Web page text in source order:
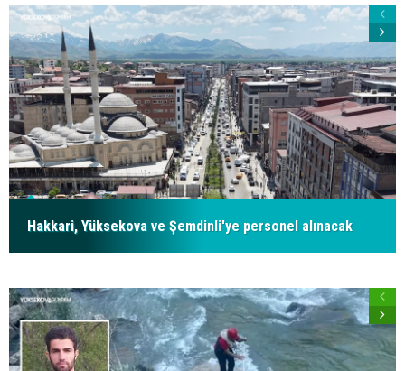
Hakkari, Yüksekova ve Şemdinli'ye personel alınacak